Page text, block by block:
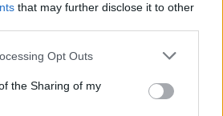
that may further disclose it to other
Opt Outs
the Sharing of my
nauja
parduotuvė
apie